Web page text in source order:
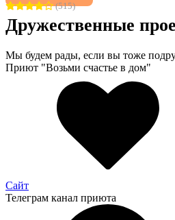
(515)
Дружественные
Мы будем рады, если вы тоже
Приют "Возьми счастье в дом"
Сайт
Телеграм канал приюта